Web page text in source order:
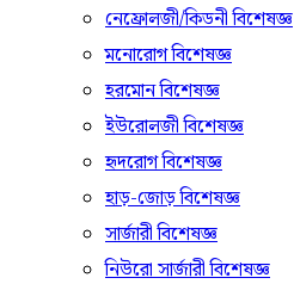
নেফ্রোলজী/কিডনী বিশেষজ্ঞ
মনোরোগ বিশেষজ্ঞ
হরমোন বিশেষজ্ঞ
ইউরোলজী বিশেষজ্ঞ
হৃদরোগ বিশেষজ্ঞ
হাড়-জোড় বিশেষজ্ঞ
সার্জারী বিশেষজ্ঞ
নিউরো সার্জারী বিশেষজ্ঞ